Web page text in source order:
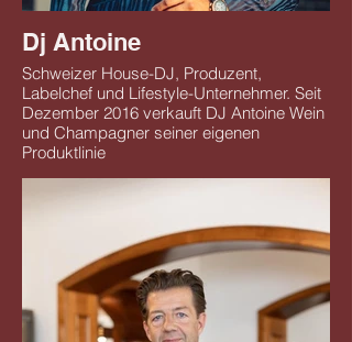
Dj Antoine
Schweizer House-DJ, Produzent,
Labelchef und Lifestyle-Unternehmer. Seit
Dezember 2016 verkauft DJ Antoine Wein
und Champagner seiner eigenen
Produktlinie